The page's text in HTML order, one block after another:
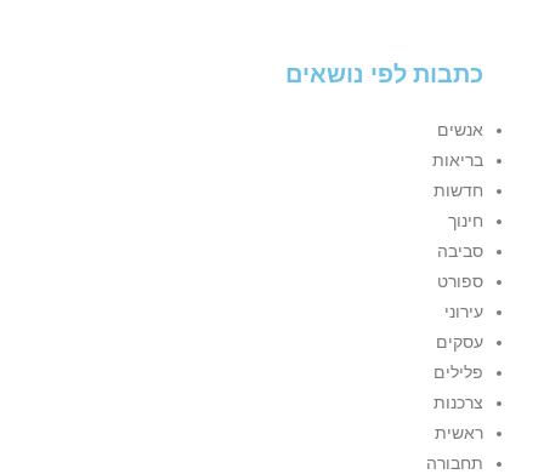
כתבות לפי נושאים
אנשים
בריאות
חדשות
חינוך
סביבה
ספורט
עירוני
עסקים
פלילים
צרכנות
ראשית
תחבורה